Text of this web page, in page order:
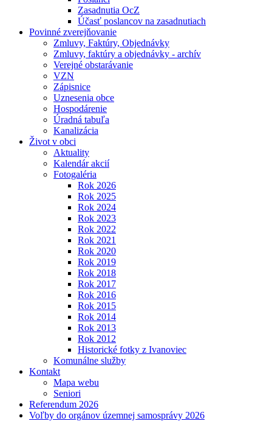
Zasadnutia OcZ
Účasť poslancov na zasadnutiach
Povinné zverejňovanie
Zmluvy, Faktúry, Objednávky
Zmluvy, faktúry a objednávky - archív
Verejné obstarávanie
VZN
Zápisnice
Uznesenia obce
Hospodárenie
Úradná tabuľa
Kanalizácia
Život v obci
Aktuality
Kalendár akcií
Fotogaléria
Rok 2026
Rok 2025
Rok 2024
Rok 2023
Rok 2022
Rok 2021
Rok 2020
Rok 2019
Rok 2018
Rok 2017
Rok 2016
Rok 2015
Rok 2014
Rok 2013
Rok 2012
Historické fotky z Ivanoviec
Komunálne služby
Kontakt
Mapa webu
Seniori
Referendum 2026
Voľby do orgánov územnej samosprávy 2026